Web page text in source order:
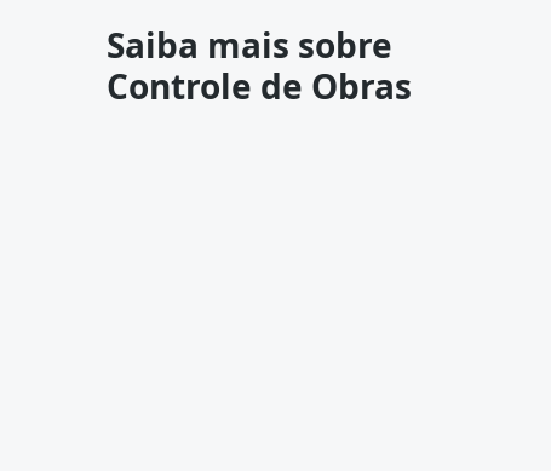
Saiba mais sobre
Controle de Obras